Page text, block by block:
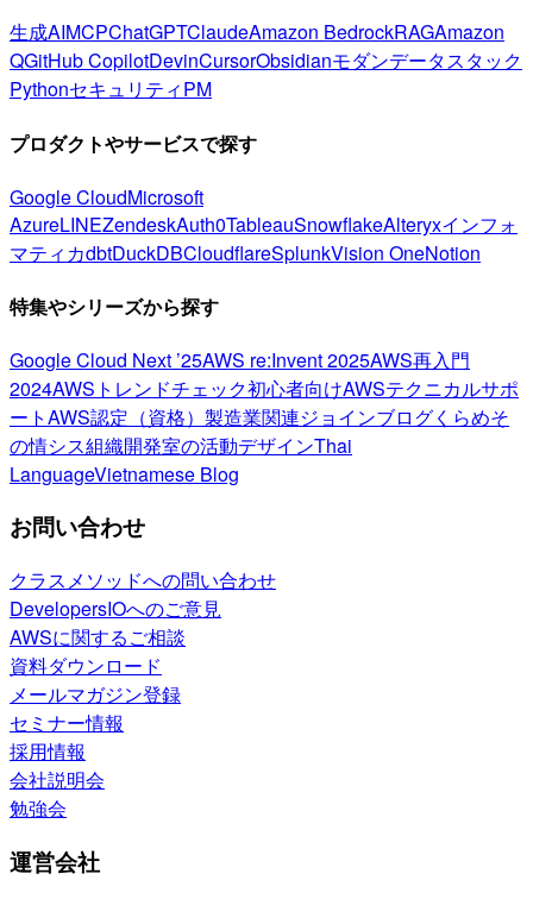
生成AIMCPChatGPTClaudeAmazon BedrockRAGAmazon
QGitHub CopilotDevinCursorObsidianモダンデータスタック
PythonセキュリティPM
プロダクトやサービスで探す
Google CloudMicrosoft
AzureLINEZendeskAuth0TableauSnowflakeAlteryxインフォ
マティカdbtDuckDBCloudflareSplunkVision OneNotion
特集やシリーズから探す
Google Cloud Next ’25AWS re:Invent 2025AWS再入門
2024AWSトレンドチェック初心者向けAWSテクニカルサポ
ートAWS認定（資格） 製造業関連ジョインブログくらめそ
の情シス組織開発室の活動デザインThai
LanguageVietnamese Blog
お問い合わせ
クラスメソッドへの問い合わせ
DevelopersIOへのご意見
AWSに関するご相談
資料ダウンロード
メールマガジン登録
セミナー情報
採用情報
会社説明会
勉強会
運営会社